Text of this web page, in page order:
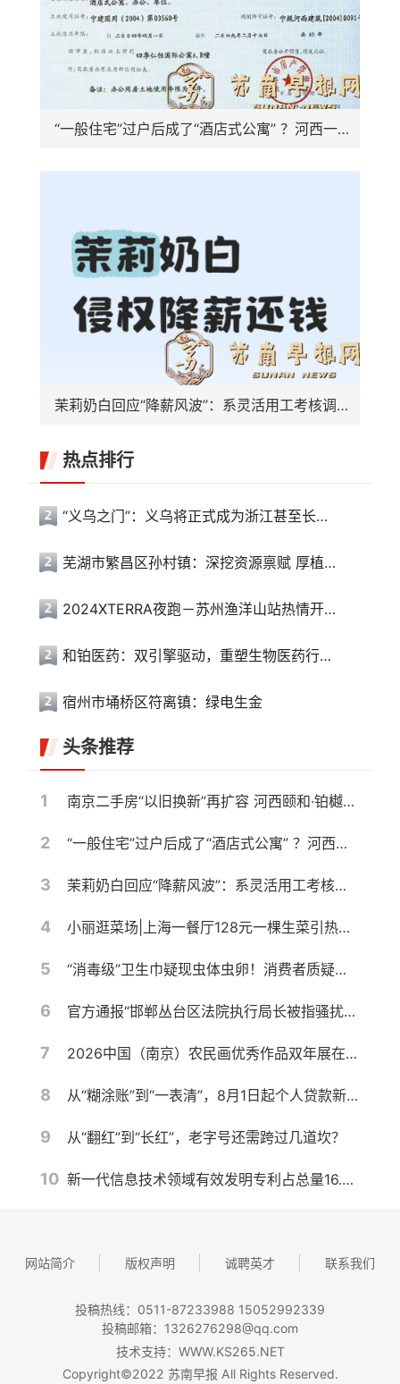
“一般住宅”过户后成了“酒店式公寓” ？河西一高档小区遭遇权证“变脸”，相关部门回应仍按住宅登记
茉莉奶白回应“降薪风波”：系灵活用工考核调整，与侵权案无关
热点排行
“义乌之门”：义乌将正式成为浙江甚至长三角的枢纽
芜湖市繁昌区孙村镇：深挖资源禀赋 厚植群众文化沃土
2024XTERRA夜跑－苏州渔洋山站热情开跑
和铂医药：双引擎驱动，重塑生物医药行业价值新生态
宿州市埇桥区符离镇：绿电生金
头条推荐
1 南京二手房“以旧换新”再扩容 河西颐和·铂樾府纳入置换范围，共计10盘可选
2 “一般住宅”过户后成了“酒店式公寓” ？河西一高档小区遭遇权证“变脸”，相关部门回应仍按住宅登记
3 茉莉奶白回应“降薪风波”：系灵活用工考核调整，与侵权案无关
4 小丽逛菜场|上海一餐厅128元一棵生菜引热议，记者带你10元以内复刻同款沙拉
5 “消毒级”卫生巾疑现虫体虫卵！消费者质疑产品安全，厂家称需核验样品
6 官方通报“邯郸丛台区法院执行局长被指骚扰女当事人并索贿”：不当言论通话录音确系郭红波本人，其已被停职，将进行严肃处理
7 2026中国（南京）农民画优秀作品双年展在宁开幕
8 从“糊涂账”到“一表清”，8月1日起个人贷款新规实施！对你我有何影响？
9 从“翻红”到“长红”，老字号还需跨过几道坎？
10 新一代信息技术领域有效发明专利占总量16.5%
网站简介 版权声明 诚聘英才 联系我们
投稿热线：0511-87233988 15052992339
投稿邮箱：1326276298@qq.com
技术支持：WWW.KS265.NET
Copyright©2022 苏南早报 All Rights Reserved.